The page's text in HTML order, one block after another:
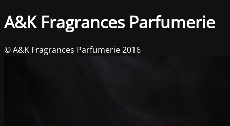
A&K Fragrances Parfumerie
© A&K Fragrances Parfumerie 2016